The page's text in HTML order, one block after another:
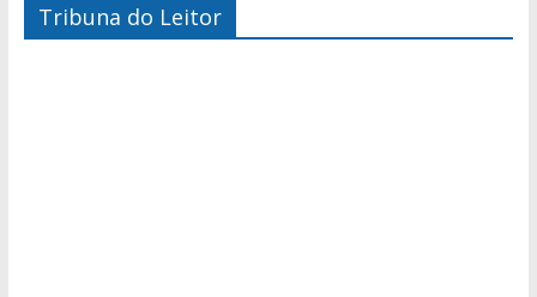
Tribuna do Leitor